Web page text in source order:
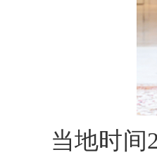
当地时间